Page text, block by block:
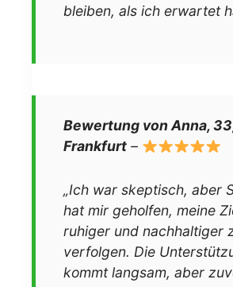
bleiben, als ich erwartet
Bewertung von Anna,
Frankfurt –
„Ich war skeptisch, aber
hat mir geholfen, meine
ruhiger und nachhaltiger
verfolgen. Die
kommt langsam, aber